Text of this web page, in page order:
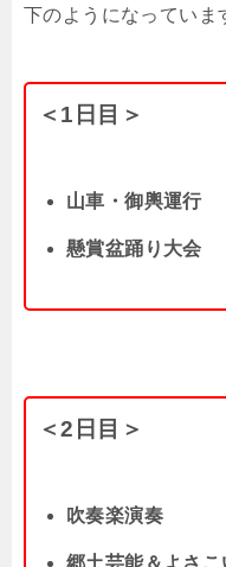
下のようになっていま
＜1日目＞
山車・御輿運行
懸賞盆踊り大会
＜2日目＞
吹奏楽演奏